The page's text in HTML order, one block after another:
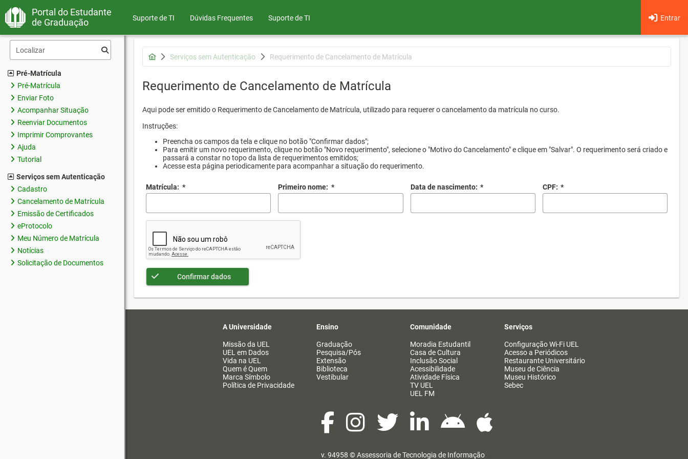
Portal do Estudante
de Graduação
Suporte de TI Dúvidas Frequentes Entrar
Suporte de TI
Pré-Matrícula
Pré-Matrícula
Enviar Foto
Acompanhar Situação
Reenviar Documentos
Imprimir Comprovantes
Ajuda
Tutorial
Serviços sem Autenticação
Cadastro
Cancelamento de Matrícula
Emissão de Certificados
eProtocolo
Meu Número de Matrícula
Notícias
Solicitação de Documentos
Serviços sem Autenticação Requerimento de Cancelamento de Matrícula
Requerimento de Cancelamento de Matrícula
Aqui pode ser emitido o Requerimento de Cancelamento de Matrícula, utilizado para requerer o cancelamento da matrícula no curso.
Instruções:
Preencha os campos da tela e clique no botão "Confirmar dados";
Para emitir um novo requerimento, clique no botão "Novo requerimento", selecione o "Motivo do Cancelamento" e clique em "Salvar". O requerimento será criado e
passará a constar no topo da lista de requerimentos emitidos;
Acesse esta página periodicamente para acompanhar a situação do requerimento.
Matrícula: * Primeiro nome: * Data de nascimento: * CPF: *
Confirmar dados
A Universidade
Missão da UEL
UEL em Dados
Vida na UEL
Quem é Quem
Marca Símbolo
Política de Privacidade
Ensino
Graduação
Pesquisa/Pós
Extensão
Biblioteca
Vestibular
Comunidade
Moradia Estudantil
Casa de Cultura
Inclusão Social
Acessibilidade
Atividade Física
TV UEL
UEL FM
Serviços
Configuração Wi-Fi UEL
Acesso a Periódicos
Restaurante Universitário
Museu de Ciência
Museu Histórico
Sebec
v. 94958 ©Assessoria de Tecnologia de Informação